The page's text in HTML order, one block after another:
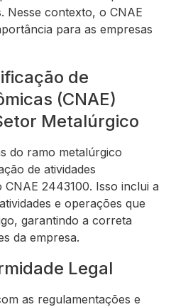
Nesse contexto, o CNAE
para as empresas
de
(CNAE)
Metalúrgico
do ramo metalúrgico
de atividades
CNAE 2443100. Isso inclui a
e operações que
garantindo a correta
da empresa.
Legal
as regulamentações e